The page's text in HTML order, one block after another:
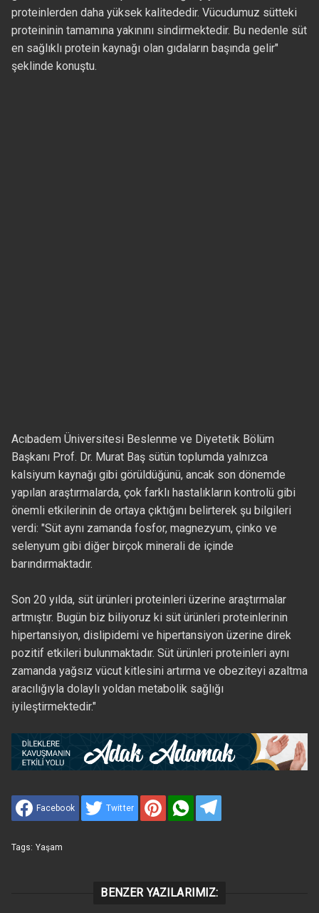
proteinlerden daha yüksek kalitededir. Vücudumuz sütteki
proteininin tamamına yakınını sindirmektedir. Bu nedenle süt
en sağlıklı protein kaynağı olan gıdaların başında gelir"
şeklinde konuştu.
Acıbadem Üniversitesi Beslenme ve Diyetetik Bölüm
Başkanı Prof. Dr. Murat Baş sütün toplumda yalnızca
kalsiyum kaynağı gibi görüldüğünü, ancak son dönemde
yapılan araştırmalarda, çok farklı hastalıkların kontrolü gibi
önemli etkilerinin de ortaya çıktığını belirterek şu bilgileri
verdi: "Süt aynı zamanda fosfor, magnezyum, çinko ve
selenyum gibi diğer birçok minerali de içinde
barındırmaktadır.
Son 20 yılda, süt ürünleri proteinleri üzerine araştırmalar
artmıştır. Bugün biz biliyoruz ki süt ürünleri proteinlerinin
hipertansiyon, dislipidemi ve hipertansiyon üzerine direk
pozitif etkileri bulunmaktadır. Süt ürünleri proteinleri aynı
zamanda yağsız vücut kitlesini artırma ve obeziteyi azaltma
aracılığıyla dolaylı yoldan metabolik sağlığı
iyileştirmektedir."
Facebook Twitter
Tags: Yaşam
BENZER YAZILARIMIZ: